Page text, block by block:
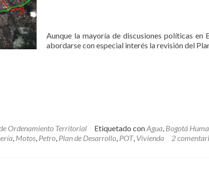
Aunque la mayoría de discusiones políticas
abordarse con especial interés la revisión del
Ordenamiento Territorial Etiquetado conAgua, Bogotá
, Motos, Petro, Plan de Desarrollo, POT, Vivienda 2